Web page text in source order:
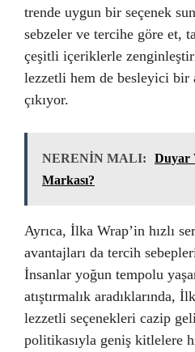
trende uygun bir seçenek
sebzeler ve tercihe göre et,
çeşitli içeriklerle
lezzetli hem de besleyici bir
çıkıyor.
NERENİN MALI:
Duyar
Markası?
Ayrıca, İlka Wrap’in hızlı
avantajları da tercih
İnsanlar yoğun tempolu
atıştırmalık aradıklarında,
lezzetli seçenekleri cazip
politikasıyla geniş kitlelere